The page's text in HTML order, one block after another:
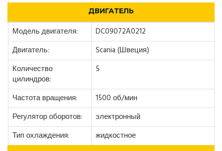
ДВИГАТЕЛЬ
Модель двигателя:
DC09072A0212
Двигатель:
Scania (Швеция)
Количество
цилиндров:
5
Частота вращения:
1500 об/мин
Регулятор оборотов:
электронный
Тип охлаждения:
жидкостное